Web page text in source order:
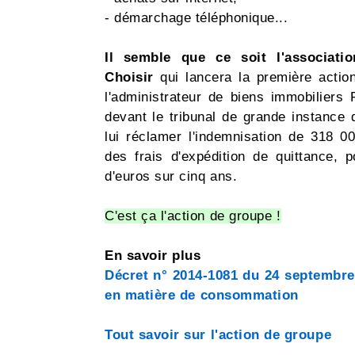
- démarchage téléphonique...
Il semble que ce soit
Choisir qui lancera la première
l'administrateur de biens
devant le tribunal de grande instance
lui réclamer l'indemnisation de 318
des frais d'expédition de quittance,
d'euros sur cinq ans.
C'est ça l'action de groupe !
En savoir plus
Décret n° 2014-1081 du 24
en matière de consommation
Tout savoir sur l'action de groupe